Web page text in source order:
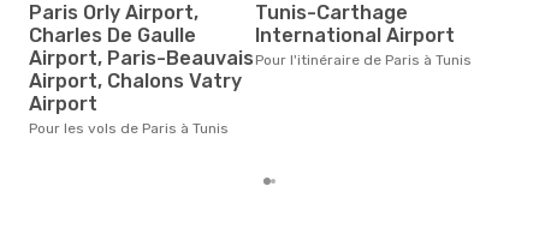
Paris Orly Airport,
Charles De Gaulle
Airport, Paris-Beauvais
Airport, Chalons Vatry
Airport
Pour les vols de Paris à Tunis
Tunis-Carthage
International Airport
Pour l'itinéraire de Paris à Tunis